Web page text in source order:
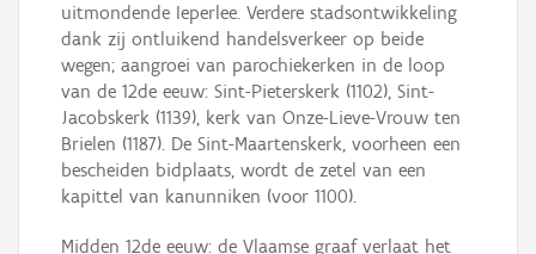
uitmondende Ieperlee. Verdere stadsontwikkeling
dank zij ontluikend handelsverkeer op beide
wegen; aangroei van parochiekerken in de loop
van de 12de eeuw: Sint-Pieterskerk (1102), Sint-
Jacobskerk (1139), kerk van Onze-Lieve-Vrouw ten
Brielen (1187). De Sint-Maartenskerk, voorheen een
bescheiden bidplaats, wordt de zetel van een
kapittel van kanunniken (voor 1100).
Midden 12de eeuw: de Vlaamse graaf verlaat het